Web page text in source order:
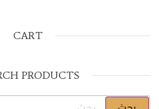
CART
PRODUCTS
البحث عن: